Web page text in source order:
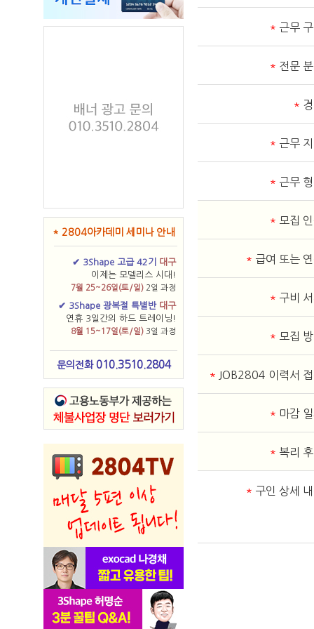
* 2804아카데미 세미나 안내
✔ 3Shape 고급 42기 대구
이제는 모델리스 시대!
7월 25~26일(토/일) 2일 과정
✔ 3Shape 광복절 특별반 대구
연휴 3일간의 하드 트레이닝!
8월 15~17일(토/일) 3일 과정
문의전화 010.3510.2804
* 근무
* 전문
*
* 근무
* 근무
* 모집
* 급여 또는
* 구비
* 모집
* JOB2804 이력서
* 마감
* 복리
* 구인 상세